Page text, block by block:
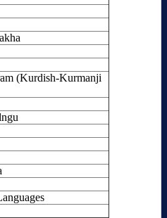
(Kurdish-Kurmanji